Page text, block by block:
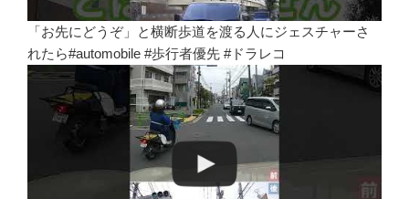
「お先にどうぞ」と横断歩道を渡る人にジェスチャーさ
れたら#automobile #歩行者優先 #ドラレコ